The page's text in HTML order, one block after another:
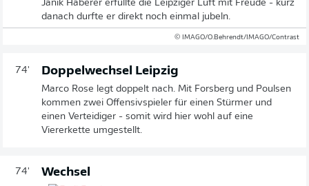
Janik Haberer erfüllte die Leipziger Luft mit Freude - kurz
danach durfte er direkt noch einmal jubeln.
© IMAGO/O.Behrendt/IMAGO/Contrast
74' Doppelwechsel Leipzig
Marco Rose legt doppelt nach. Mit Forsberg und Poulsen
kommen zwei Offensivspieler für einen Stürmer und
einen Verteidiger - somit wird hier wohl auf eine
Viererkette umgestellt.
74' Wechsel